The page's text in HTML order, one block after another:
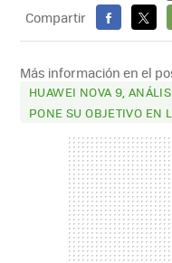
Compartir
FACEBOOK
X
Más información en el
HUAWEI NOVA 9,
PONE SU OBJETIVO EN